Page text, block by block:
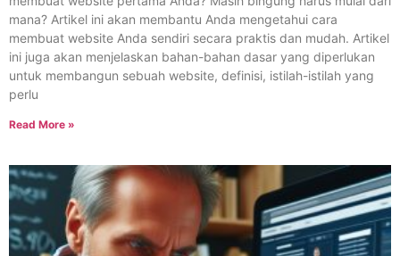
mana? Artikel ini akan membantu Anda mengetahui cara
membuat website Anda sendiri secara praktis dan mudah. Artikel
ini juga akan menjelaskan bahan-bahan dasar yang diperlukan
untuk membangun sebuah website, definisi, istilah-istilah yang
perlu
Read More »